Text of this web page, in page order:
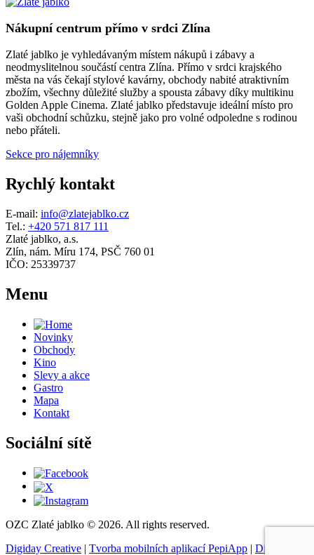
Nákupní centrum přímo v srdci Zlína
Zlaté jablko je vyhledávaným místem nákupů i zábavy a
neodmyslitelnou součástí centra Zlína. Přímo v srdci krajského
města na vás čekají stylové kavárny, obchody nabité atraktivním
zbožím, všechny důležité služby a spousta zábavy díky multikinu
Golden Apple Cinema. Zlaté jablko představuje ideální místo pro
vaši obchodní schůzku, stejně jako pro volné odpoledne s rodinou
nebo přáteli.
Sekce pro nájemníky
Rychlý kontakt
E-mail: info@zlatejablko.cz
Tel.: +420 571 817 111
Zlaté jablko, a.s.
Zlín, nám. Míru 174, PSČ 760 01
IČO: 25339737
Menu
Novinky
Obchody
Kino
Slevy a akce
Gastro
Mapa
Kontakt
Sociální sítě
OZC Zlaté jablko © 2026. All rights reserved.
Digiday Creative | Tvorba mobilních aplikací PepiApp | Digitální